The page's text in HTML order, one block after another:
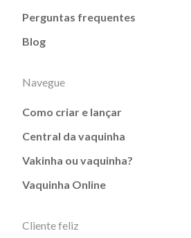
Perguntas frequentes
Blog
Navegue
Como criar e lançar
Central da vaquinha
Vakinha ou vaquinha?
Vaquinha Online
Cliente feliz